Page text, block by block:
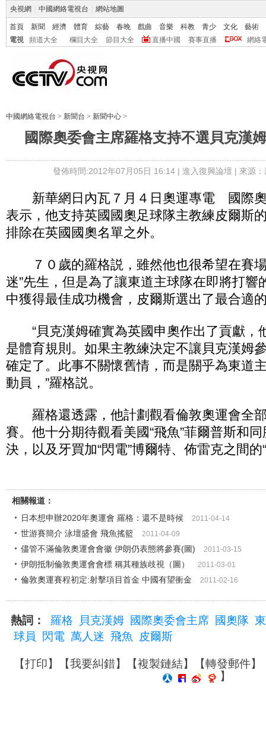
央視網 中國網絡電視台 網站地圖
首頁 新聞 經濟 體育 綜藝 春晚 戲曲 音樂 科教 青少 文化
藝術
電視
頻道大全 欄目大全 節目大全 直播中國 賽事直播 網絡
中國網絡電視台 > 新聞台 > 新聞中心 >
國際奧委會主席羅格支持不選貝克漢
發佈時間:2012年07月05日 16:14 | 進入復興論壇 | 來源
新華網日內瓦７月４日奧運專電 國際奧
表示，他支持英國國奧足球隊主教練皮爾斯
排除在英國國奧名單之外。
７０歲的羅格説，雖然他也很希望在賽場
迷”先生，但是為了讓東道主球隊在即將打響
中獲得最佳成功機會，皮爾斯選出了最合適
“貝克漢姆確實為英國申奧作出了貢獻，
是體育規則。如果主教練決定不讓貝克漢姆
確定了。此事不關懷舊情，而是關乎為東道
動員，”羅格説。
羅格還透露，他計劃觀看倫敦奧運會全
賽。他十分期待觀看美國“飛魚”菲爾普斯和
決，以及牙買加“閃電”博爾特、佈雷克之間的
相關報道：
日本想申辦2020年奧運會 羅格：還不是時候
2011-04-14
世游賽簡介 泳壇盛會 飛魚搖籃 2011-04-09
儘管不滿倫敦奧運會會徽 伊朗仍表態將參賽(圖) 2011-03-15
伊朗抵制倫敦奧運會會標 稱其種族歧視（圖） 2011-03-01
倫敦奧運賽程初定:射擊項目首金 中國有望衝金 2011-02-16
熱詞： 羅格 貝克漢姆 國際奧委會主席 國奧隊
球員
閃電 萬人迷 飛魚 皮爾斯
【打印】【我要糾錯】【複製鏈結】【轉發郵件】
】